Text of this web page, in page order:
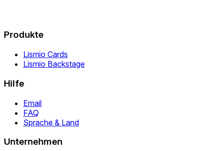
Produkte
Lismio Cards
Lismio Backstage
Hilfe
Email
FAQ
Sprache & Land
Unternehmen